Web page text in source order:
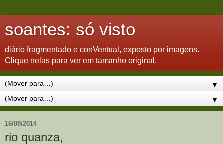
soantes: só visto
diário fragmentado e conVentual, exposto por imagens.
Clique nelas para ver em tamanho original.
▼
▼
16/08/2014
rio quanza,